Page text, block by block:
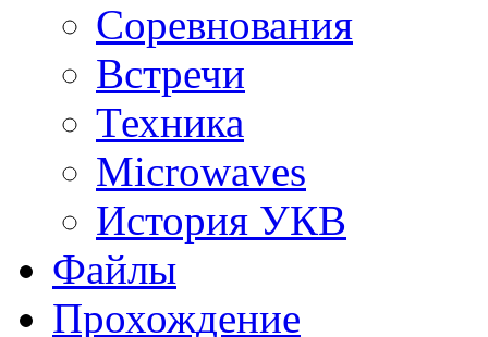
Соревнования
Встречи
Техника
Microwaves
История УКВ
Файлы
Прохождение